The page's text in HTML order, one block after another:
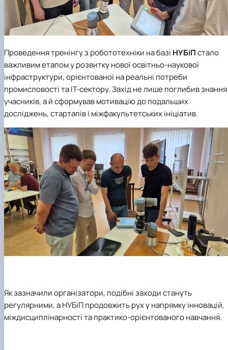
Проведення тренінгу з робототехніки на базі НУБіПстало
важливим етапом у розвитку нової освітньо-наукової
інфраструктури, орієнтованої на реальні потреби
промисловості та ІТ-сектору. Захід не лише поглибив знання
учасників, а й сформував мотивацію до подальших
досліджень, стартапів і міжфакультетських ініціатив.
Як зазначили організатори, подібні заходи стануть
регулярними, а НУБіП продовжить рух у напрямку інновацій,
міждисциплінарності та практико-орієнтованого навчання.